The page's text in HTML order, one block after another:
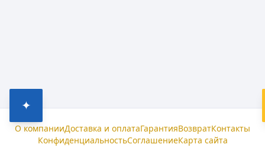
✦
О компанииДоставка и оплатаГарантияВозвратКонтакты
КонфиденциальностьСоглашениеКарта сайта